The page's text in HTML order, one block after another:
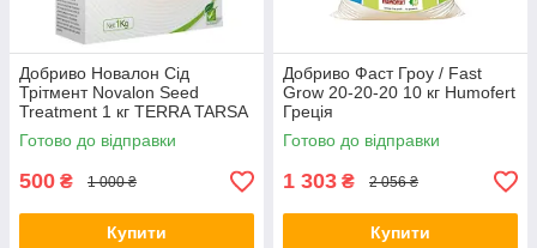
Добриво Новалон Сід
Трітмент Novalon Seed
Treatment 1 кг TERRA TARSA
Туреччина
Готово до відправки
500 ₴ 1 000 ₴
Купити
Добриво Фаст Гроу / Fast
Grow 20-20-20 10 кг Humofert
Греція
Готово до відправки
1 303 ₴ 2 056 ₴
Купити